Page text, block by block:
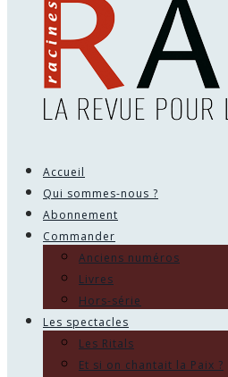
Accueil
Qui sommes-nous ?
Abonnement
Commander
Anciens numéros
Livres
Hors-série
Les spectacles
Les Ritals
Et si on chantait la Paix ?